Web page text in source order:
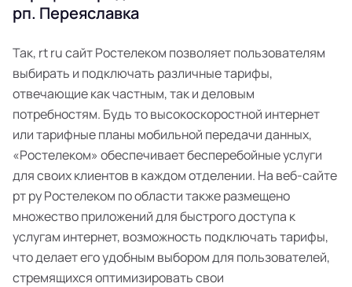
рп. Переяславка
Так, rt ru сайт Ростелеком позволяет пользователям
выбирать и подключать различные тарифы,
отвечающие как частным, так и деловым
потребностям. Будь то высокоскоростной интернет
или тарифные планы мобильной передачи данных,
«Ростелеком» обеспечивает бесперебойные услуги
для своих клиентов в каждом отделении. На веб-сайте
рт ру Ростелеком по области также размещено
множество приложений для быстрого доступа к
услугам интернет, возможность подключать тарифы,
что делает его удобным выбором для пользователей,
стремящихся оптимизировать свои